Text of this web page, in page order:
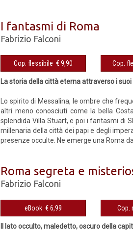
I fantasmi di Roma
Fabrizio Falconi
Cop. flessibile € 9,90
La storia della città eterna attraverso i
Lo spirito di Messalina, le ombre che
altri meno conosciuti come la bella
splendida Villa Stuart, e poi i fantasmi di
millenaria della città dei papi e degli
presenze occulte. Ne emerge una Roma
Roma segreta e
Fabrizio Falconi
eBook € 6,99
Il lato occulto, maledetto, oscuro della